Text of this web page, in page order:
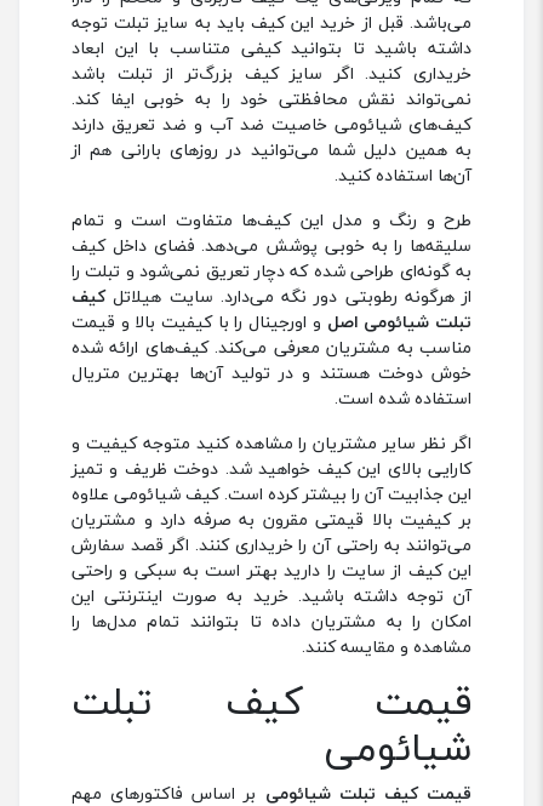
می‌باشد. قبل از خرید این کیف باید به سایز تبلت توجه
داشته باشید تا بتوانید کیفی متناسب با این ابعاد
خریداری کنید. اگر سایز کیف بزرگ‌تر از تبلت باشد
نمی‌تواند نقش محافظتی خود را به خوبی ایفا کند.
کیف‌های شیائومی خاصیت ضد آب و ضد تعریق دارند
به همین دلیل شما می‌توانید در روزهای بارانی هم از
آن‌ها استفاده کنید.
طرح و رنگ و مدل این کیف‌ها متفاوت است و تمام
سلیقه‌ها را به خوبی پوشش می‌دهد. فضای داخل کیف
به گونه‌ای طراحی شده که دچار تعریق نمی‌شود و تبلت را
از هرگونه رطوبتی دور نگه می‌دارد. سایت هیلاتلکیف
تبلت شیائومی اصل و اورجینال را با کیفیت بالا و قیمت
مناسب به مشتریان معرفی می‌کند. کیف‌های ارائه شده
خوش دوخت هستند و در تولید آن‌ها بهترین متریال
استفاده شده است.
اگر نظر سایر مشتریان را مشاهده کنید متوجه کیفیت و
کارایی بالای این کیف خواهید شد. دوخت ظریف و تمیز
این جذابیت آن را بیشتر کرده است. کیف شیائومی علاوه
بر کیفیت بالا قیمتی مقرون به صرفه دارد و مشتریان
می‌توانند به راحتی آن را خریداری کنند. اگر قصد سفارش
این کیف از سایت را دارید بهتر است به سبکی و راحتی
آن توجه داشته باشید.‌ خرید به صورت اینترنتی این
امکان را به مشتریان داده تا بتوانند تمام مدل‌ها را
مشاهده و مقایسه کنند.
قیمت کیف تبلت
شیائومی
قیمت کیف تبلت شیائومی بر اساس فاکتورهای مهم